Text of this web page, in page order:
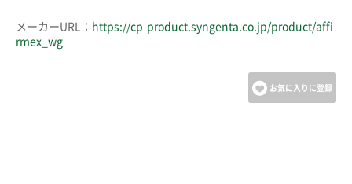
メーカーURL： https://cp-product.syngenta.co.jp/product/affi
rmex_wg
お気に入りに登録